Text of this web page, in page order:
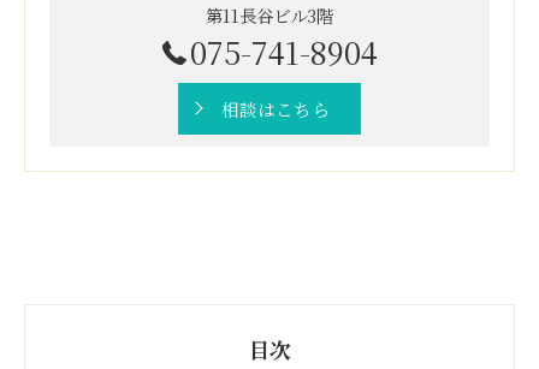
第11長谷ビル3階
075-741-8904
相談はこちら
目次